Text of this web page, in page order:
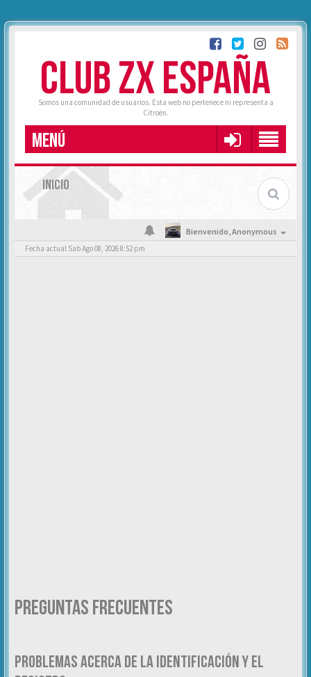
CLUB ZX ESPAÑA
Somos una comunidad de usuarios. Esta web no pertenece ni representa a
Citroën.
MENÚ
INICIO
Bienvenido,Anonymous
Fecha actual Sab Ago 08, 2026 8:52 pm
Preguntas Frecuentes
PROBLEMAS ACERCA DE LA IDENTIFICACIÓN Y EL